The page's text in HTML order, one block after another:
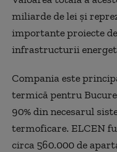
miliarde de lei și
importante proiecte
infrastructurii
Compania este
termică pentru
90% din necesarul
termoficare. ELCEN
circa 560.000 de